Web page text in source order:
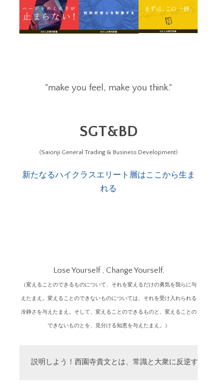
"make you feel, make you think."
SGT&BD
(Saionji General Trading & Business Development)
新たなるハイクラスエリート層はここから生ま
れる
Lose Yourself , Change Yourself.
（変えることのできるものについて、それを変えるだけの勇気を我らに与
えたまえ。変えることのできないものについては、それを受け入れられる
冷静さを与えたまえ。そして、変えることのできるものと、変えることの
できないものとを、見分ける知恵を与えたまえ。）
説明しよう！西園寺貴文とは、常識と大衆に反逆する